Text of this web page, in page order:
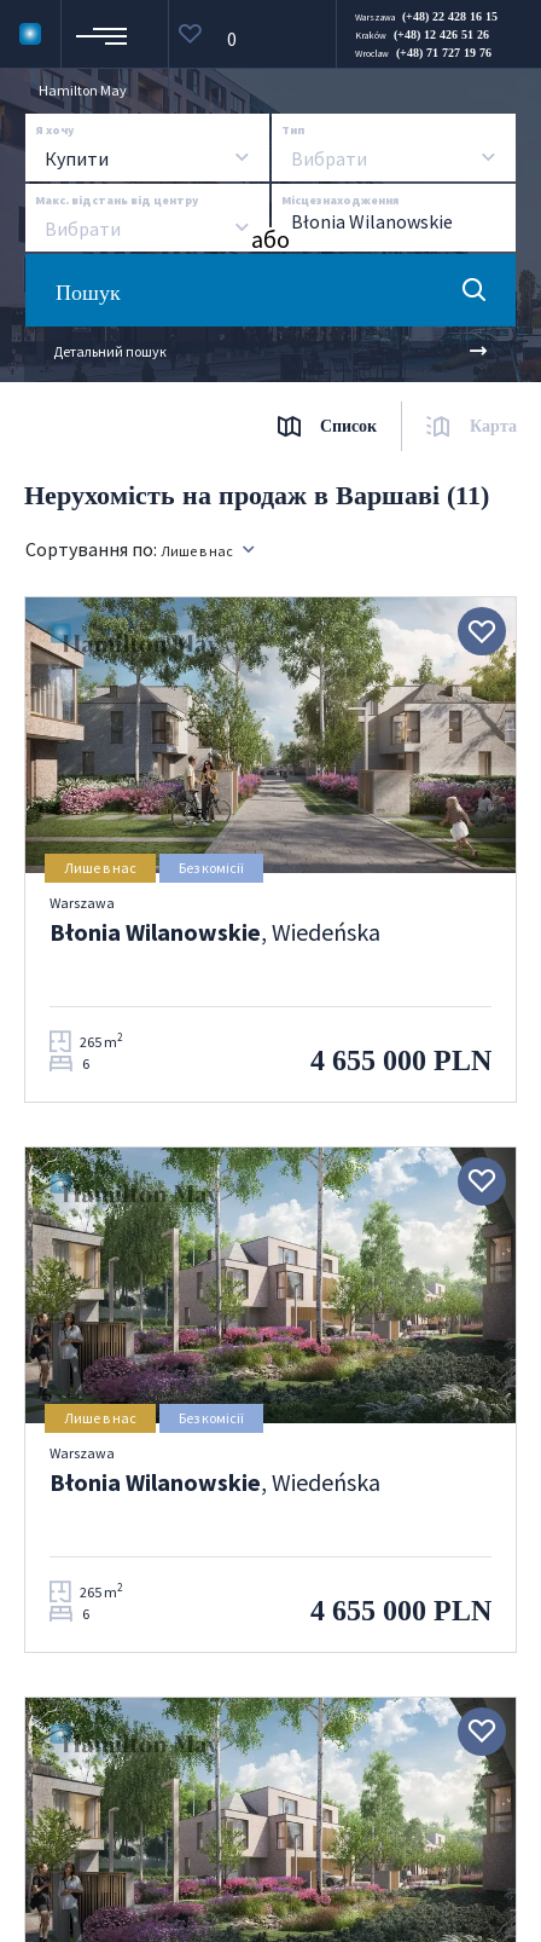
0
Warszawa (+48) 22 428 16 15
Kraków (+48) 12 426 51 26
Wroclaw (+48) 71 727 19 76
Hamilton May
Я хочу
Купити
Тип
Вибрати
Макс. відстань від центру
Вибрати aбо
Місцезнаходження
Пошук
Детальний пошук
Список Карта
Нерухомість на продаж в Варшаві (11)
Сортування по: Лише в нас
Лише в нас
Без комісії
Warszawa
Błonia Wilanowskie, Wiedeńska
265 m2
6 4 655 000 PLN
Лише в нас
Без комісії
Warszawa
Błonia Wilanowskie, Wiedeńska
265 m2
6 4 655 000 PLN